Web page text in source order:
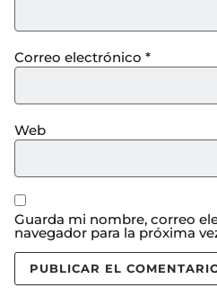
Correo electrónico *
Web
Guarda mi nombre, correo
navegador para la próxima